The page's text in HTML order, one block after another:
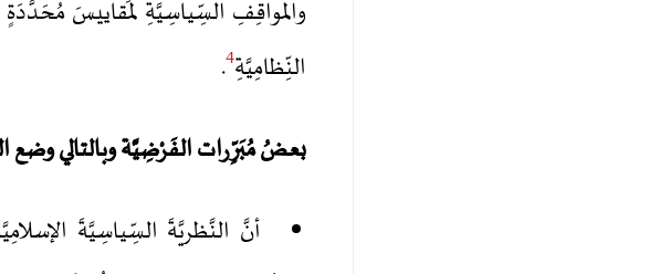
والمواقِفِ السِّياسِيَّةِ لمَقاييسَ
النِّظامِيَّةِ4
.
بعضُ مُبَرِّرات الفَرْضِيَّة وبالتالي وضع
أنَّ النَّظريَّةَ السِّياسِيَّةَ